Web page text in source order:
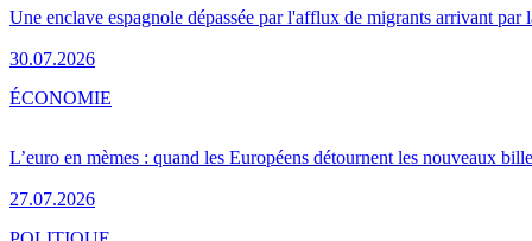
Une enclave espagnole dépassée par l'afflux de migrants arrivant par
30.07.2026
L’euro en mèmes : quand les Européens détournent les nouveaux
27.07.2026
ÉCONOMIE